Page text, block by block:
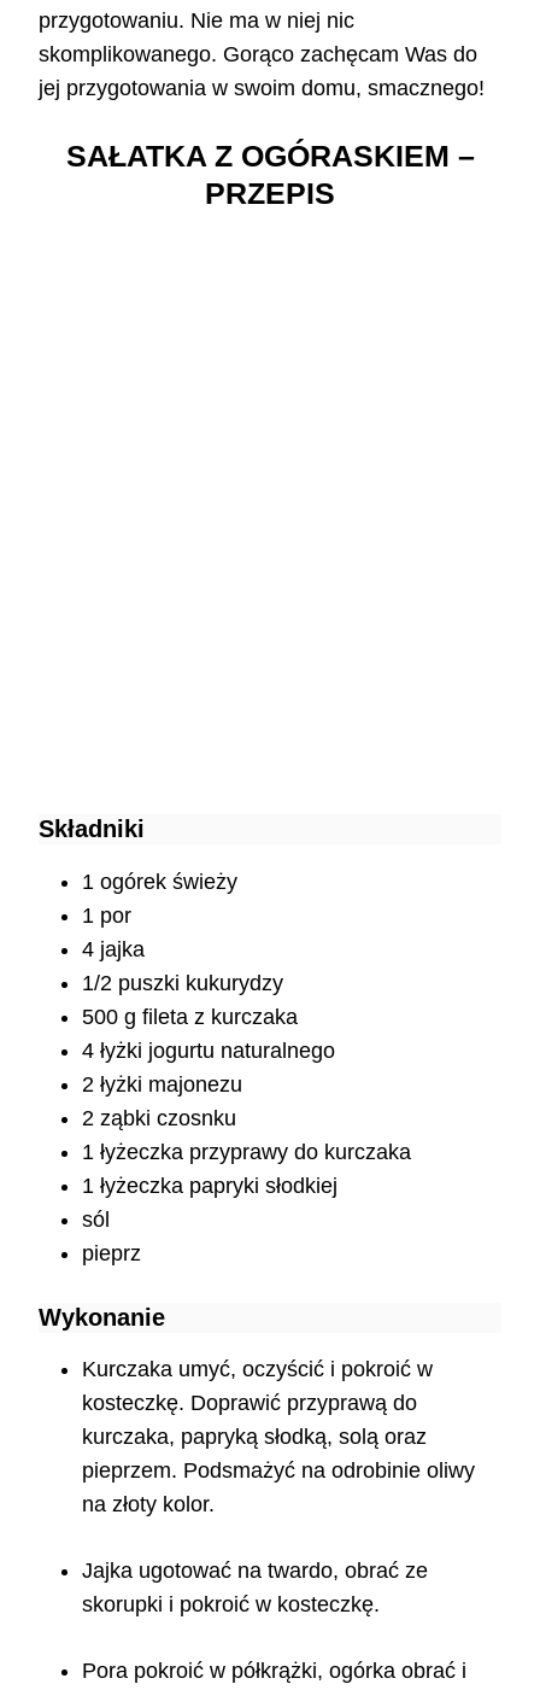
przygotowaniu. Nie ma w niej nic
skomplikowanego. Gorąco zachęcam Was do
jej przygotowania w swoim domu, smacznego!
SAŁATKA Z OGÓRASKIEM –
PRZEPIS
Składniki
1 ogórek świeży
1 por
4 jajka
1/2 puszki kukurydzy
500 g fileta z kurczaka
4 łyżki jogurtu naturalnego
2 łyżki majonezu
2 ząbki czosnku
1 łyżeczka przyprawy do kurczaka
1 łyżeczka papryki słodkiej
sól
pieprz
Wykonanie
Kurczaka umyć, oczyścić i pokroić w
kosteczkę. Doprawić przyprawą do
kurczaka, papryką słodką, solą oraz
pieprzem. Podsmażyć na odrobinie oliwy
na złoty kolor.
Jajka ugotować na twardo, obrać ze
skorupki i pokroić w kosteczkę.
Pora pokroić w półkrążki, ogórka obrać i